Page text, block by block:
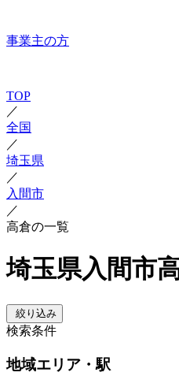
事業主の方
TOP
／
全国
／
埼玉県
／
入間市
／
高倉の一覧
埼玉県入間市
絞り込み
検索条件
地域エリア・駅